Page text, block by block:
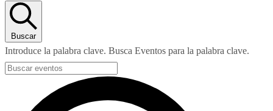
Buscar
Introduce la palabra clave. Busca Eventos para la palabra clave.